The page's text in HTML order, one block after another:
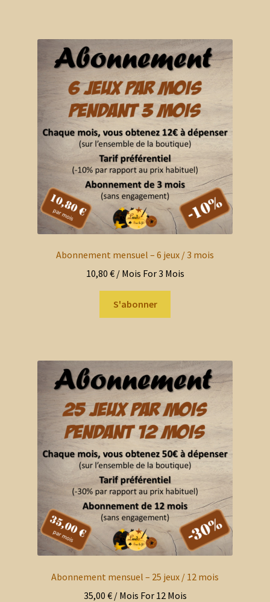
Abonnement mensuel – 6 jeux / 3 mois
10,80 €/ Mois For 3 Mois
S'abonner
Abonnement mensuel – 25 jeux / 12 mois
35,00 €/ Mois For 12 Mois